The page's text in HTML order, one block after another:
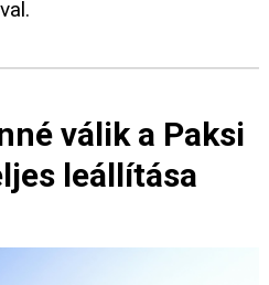
válik a Paksi
leállítása